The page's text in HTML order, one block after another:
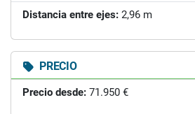
Distancia entre ejes: 2,96 m
PRECIO
Precio desde: 71.950 €